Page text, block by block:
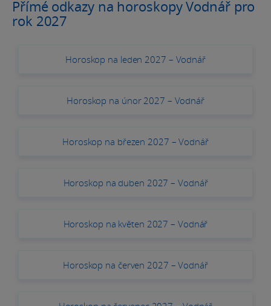
Přímé odkazy na horoskopy Vodnář pro
rok 2027
Horoskop na leden 2027 – Vodnář
Horoskop na únor 2027 – Vodnář
Horoskop na březen 2027 – Vodnář
Horoskop na duben 2027 – Vodnář
Horoskop na květen 2027 – Vodnář
Horoskop na červen 2027 – Vodnář